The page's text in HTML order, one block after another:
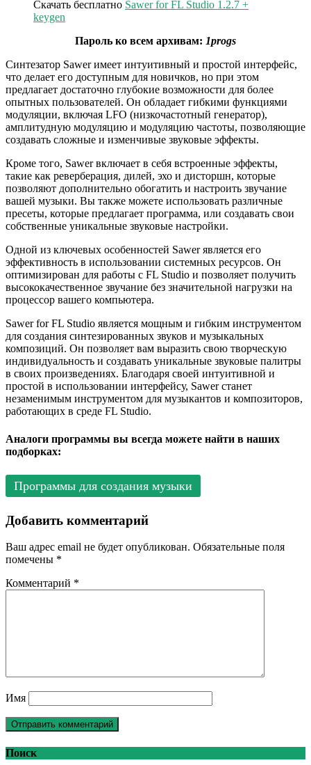
Скачать бесплатно Sawer for FL Studio 1.2.7 +
keygen
Пароль ко всем архивам: 1progs
Синтезатор Sawer имеет интуитивный и простой интерфейс,
что делает его доступным для новичков, но при этом
предлагает достаточно глубокие возможности для более
опытных пользователей. Он обладает гибкими функциями
модуляции, включая LFO (низкочастотный генератор),
амплитудную модуляцию и модуляцию частоты, позволяющие
создавать сложные и изменчивые звуковые эффекты.
Кроме того, Sawer включает в себя встроенные эффекты,
такие как реверберация, дилей, эхо и дисторшн, которые
позволяют дополнительно обогатить и настроить звучание
вашей музыки. Вы также можете использовать различные
пресеты, которые предлагает программа, или создавать свои
собственные уникальные звуковые настройки.
Одной из ключевых особенностей Sawer является его
эффективность в использовании системных ресурсов. Он
оптимизирован для работы с FL Studio и позволяет получить
высококачественное звучание без значительной нагрузки на
процессор вашего компьютера.
Sawer for FL Studio является мощным и гибким инструментом
для создания синтезированных звуков и музыкальных
композиций. Он позволяет вам выразить свою творческую
индивидуальность и создавать уникальные звуковые палитры
в своих произведениях. Благодаря своей интуитивной и
простой в использовании интерфейсу, Sawer станет
незаменимым инструментом для музыкантов и композиторов,
работающих в среде FL Studio.
Аналоги программы вы всегда можете найти в наших
подборках:
Программы для создания музыки
Добавить комментарий
Ваш адрес email не будет опубликован. Обязательные поля
помечены *
Комментарий *
Имя
Поиск